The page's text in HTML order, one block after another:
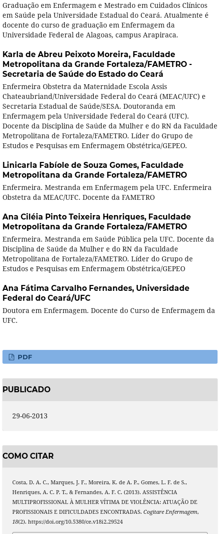
Graduação em Enfermagem e Mestrado em Cuidados Clínicos
em Saúde pela Universidade Estadual do Ceará. Atualmente é
docente do curso de graduação em Enfermagem da
Universidade Federal de Alagoas, campus Arapiraca.
Karla de Abreu Peixoto Moreira, Faculdade
Metropolitana da Grande Fortaleza/FAMETRO -
Secretaria de Saúde do Estado do Ceará
Enfermeira Obstetra da Maternidade Escola Assis
Chateaubriand/Universidade Federal do Ceará (MEAC/UFC) e
Secretaria Estadual de Saúde/SESA. Doutoranda em
Enfermagem pela Universidade Federal do Ceará (UFC).
Docente da Disciplina de Saúde da Mulher e do RN da Faculdade
Metropolitana de Fortaleza/FAMETRO. Líder do Grupo de
Estudos e Pesquisas em Enfermagem Obstétrica/GEPEO.
Linicarla Fabíole de Souza Gomes, Faculdade
Metropolitana da Grande Fortaleza/FAMETRO
Enfermeira. Mestranda em Enfermagem pela UFC. Enfermeira
Obstetra da MEAC/UFC. Docente da FAMETRO
Ana Ciléia Pinto Teixeira Henriques, Faculdade
Metropolitana da Grande Fortaleza/FAMETRO
Enfermeira. Mestranda em Saúde Pública pela UFC. Docente da
Disciplina de Saúde da Mulher e do RN da Faculdade
Metropolitana de Fortaleza/FAMETRO. Líder do Grupo de
Estudos e Pesquisas em Enfermagem Obstétrica/GEPEO
Ana Fátima Carvalho Fernandes, Universidade
Federal do Ceará/UFC
Doutora em Enfermagem. Docente do Curso de Enfermagem da
UFC.
PDF
PUBLICADO
29-06-2013
COMO CITAR
Costa, D. A. C., Marques, J. F., Moreira, K. de A. P., Gomes, L. F. de S.,
Henriques, A. C. P. T., & Fernandes, A. F. C. (2013). ASSISTÊNCIA
MULTIPROFISSIONAL À MULHER VÍTIMA DE VIOLÊNCIA: ATUAÇÃO DE
PROFISSIONAIS E DIFICULDADES ENCONTRADAS. Cogitare Enfermagem,
18(2). https://doi.org/10.5380/ce.v18i2.29524